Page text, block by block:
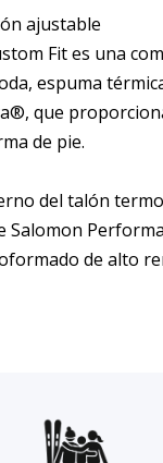
ajustable
Fit es una
espuma
que
de pie.
del talón
Salomon
de alto